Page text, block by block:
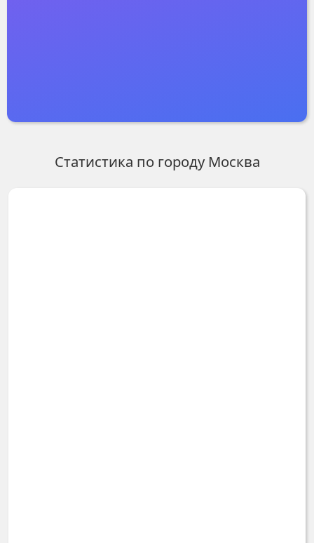
Статистика по городу Москва